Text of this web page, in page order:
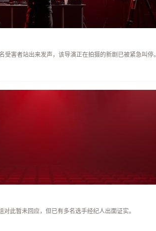
害者站出来发声，该导演正在拍摄的新剧已被紧急叫停。
此暂未回应，但已有多名选手经纪人出面证实。